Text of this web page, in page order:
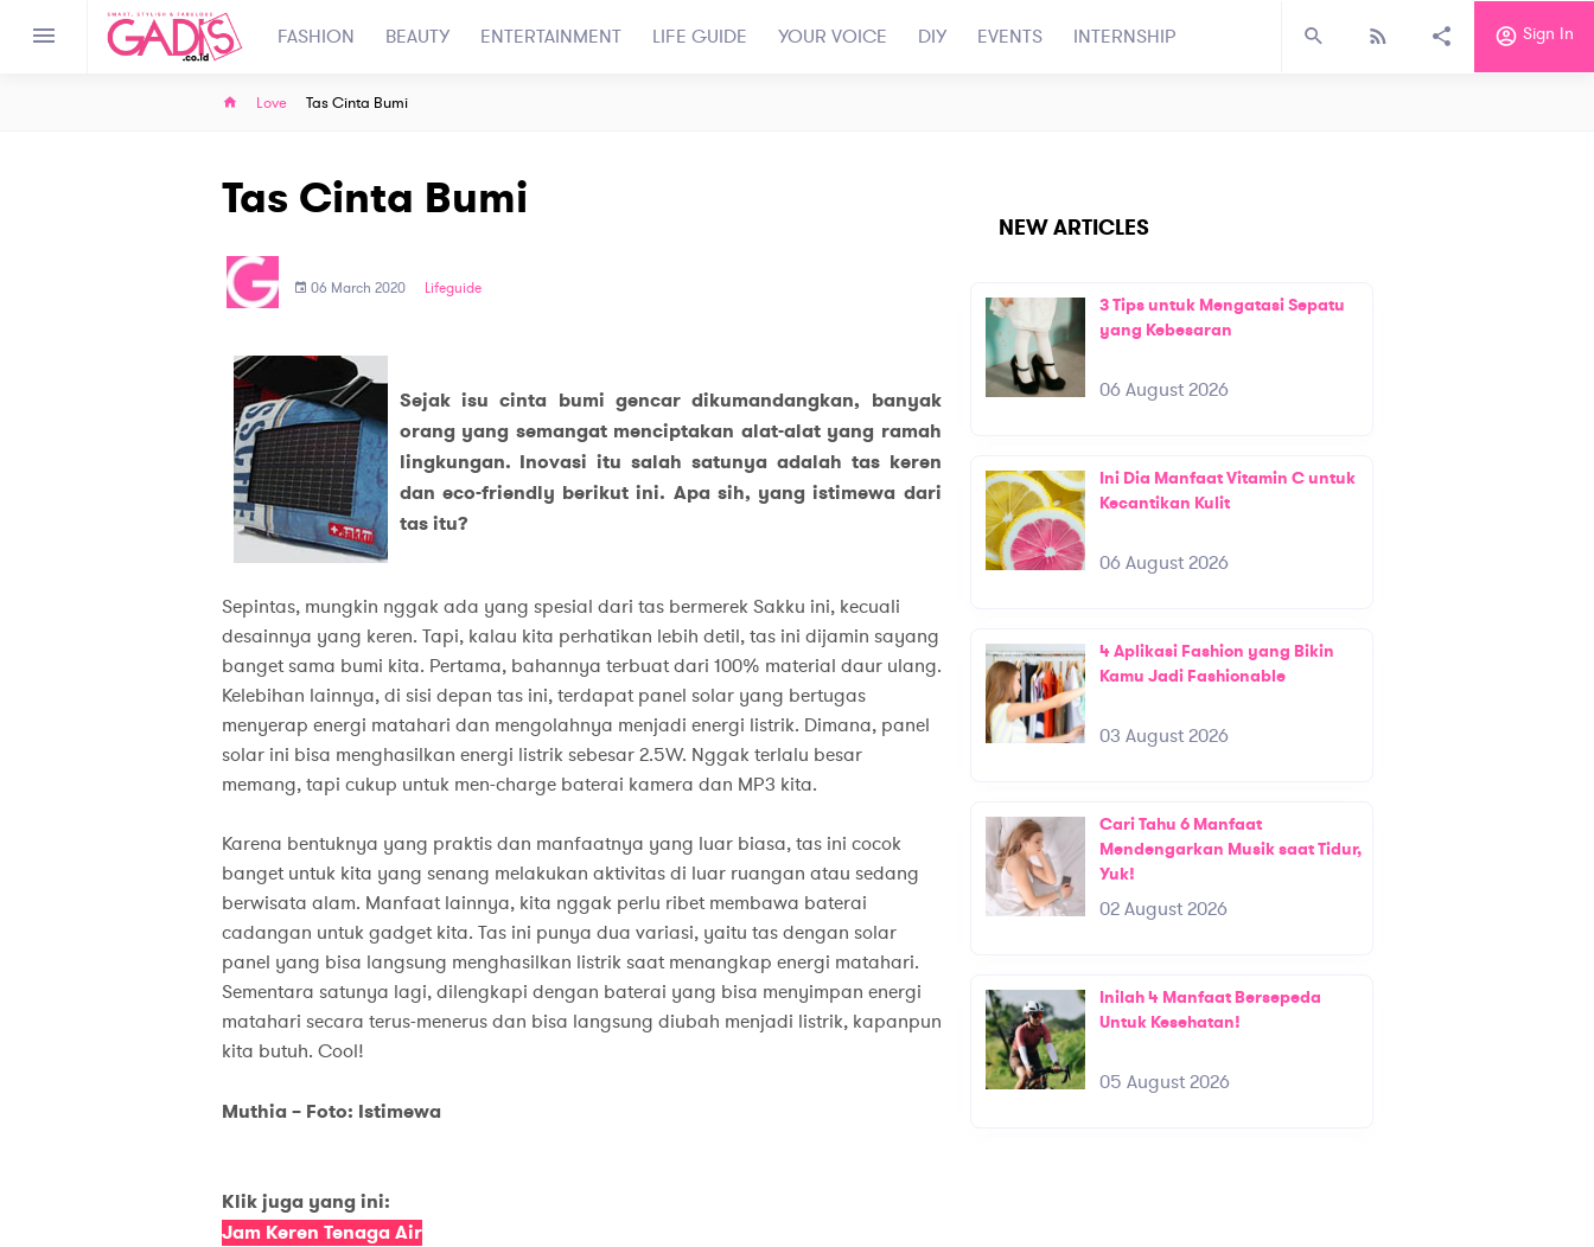
FASHION BEAUTY ENTERTAINMENT LIFE GUIDE YOUR VOICE DIY EVENTS INTERNSHIP Sign In
Love Tas Cinta Bumi
Tas Cinta Bumi
06 March 2020 Lifeguide
Sejak isu cinta bumi gencar dikumandangkan, banyak
orang yang semangat menciptakan alat-alat yang ramah
lingkungan. Inovasi itu salah satunya adalah tas keren
dan eco-friendly berikut ini. Apa sih, yang istimewa dari
tas itu?
Sepintas, mungkin nggak ada yang spesial dari tas bermerek Sakku ini, kecuali
desainnya yang keren. Tapi, kalau kita perhatikan lebih detil, tas ini dijamin sayang
banget sama bumi kita. Pertama, bahannya terbuat dari 100% material daur ulang.
Kelebihan lainnya, di sisi depan tas ini, terdapat panel solar yang bertugas
menyerap energi matahari dan mengolahnya menjadi energi listrik. Dimana, panel
solar ini bisa menghasilkan energi listrik sebesar 2.5W. Nggak terlalu besar
memang, tapi cukup untuk men-charge baterai kamera dan MP3 kita.
Karena bentuknya yang praktis dan manfaatnya yang luar biasa, tas ini cocok
banget untuk kita yang senang melakukan aktivitas di luar ruangan atau sedang
berwisata alam. Manfaat lainnya, kita nggak perlu ribet membawa baterai
cadangan untuk gadget kita. Tas ini punya dua variasi, yaitu tas dengan solar
panel yang bisa langsung menghasilkan listrik saat menangkap energi matahari.
Sementara satunya lagi, dilengkapi dengan baterai yang bisa menyimpan energi
matahari secara terus-menerus dan bisa langsung diubah menjadi listrik, kapanpun
kita butuh. Cool!
Muthia – Foto: Istimewa
Klik juga yang ini:
Jam Keren Tenaga Air
NEW ARTICLES
3 Tips untuk Mengatasi Sepatu
yang Kebesaran
06 August 2026
Ini Dia Manfaat Vitamin C untuk
Kecantikan Kulit
06 August 2026
4 Aplikasi Fashion yang Bikin
Kamu Jadi Fashionable
03 August 2026
Cari Tahu 6 Manfaat
Mendengarkan Musik saat Tidur,
Yuk!
02 August 2026
Inilah 4 Manfaat Bersepeda
Untuk Kesehatan!
05 August 2026